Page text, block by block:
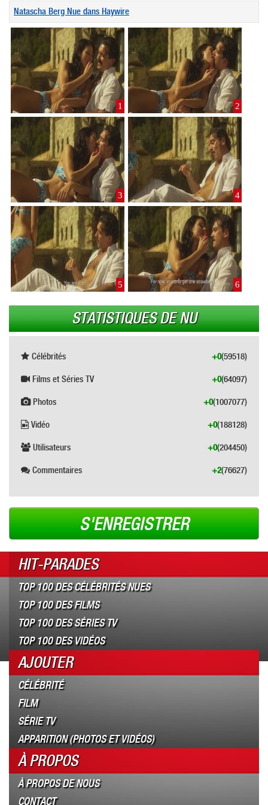
Natascha Berg Nue dans Haywire
1 2
3 4
5 6
STATISTIQUES DE NU
Célébrités (59518)
+0
Films et Séries TV (64097)
+0
Photos (1007077)
+0
Vidéo (188128)
+0
Utilisateurs (204450)
+0
Commentaires (76627)
+2
S'ENREGISTRER
HIT-PARADES
TOP 100 DES CÉLÉBRITÉS NUES
TOP 100 DES FILMS
TOP 100 DES SÉRIES TV
TOP 100 DES VIDÉOS
AJOUTER
CÉLÉBRITÉ
FILM
SÉRIE TV
APPARITION (PHOTOS ET VIDÉOS)
À PROPOS
À PROPOS DE NOUS
CONTACT